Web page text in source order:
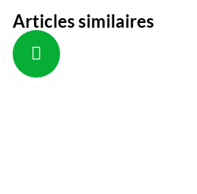
Articles similaires